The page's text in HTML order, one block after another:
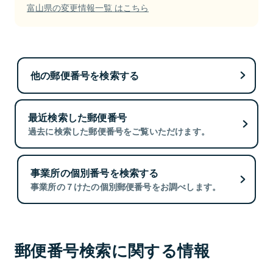
富山県の変更情報一覧 はこちら
他の郵便番号を検索する
最近検索した郵便番号
過去に検索した郵便番号をご覧いただけます。
事業所の個別番号を検索する
事業所の７けたの個別郵便番号をお調べします。
郵便番号検索に関する情報